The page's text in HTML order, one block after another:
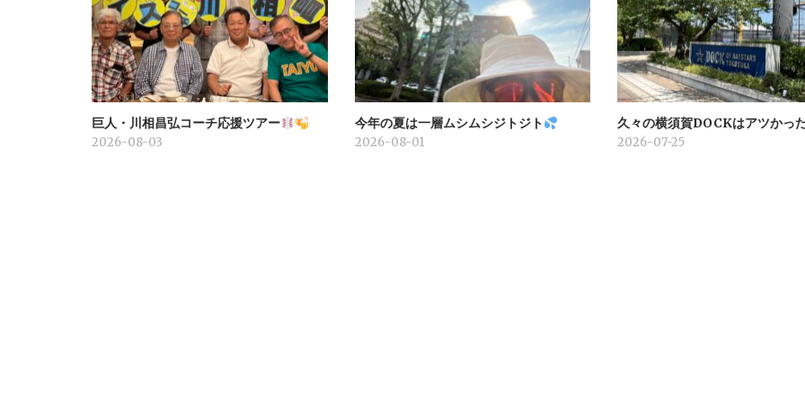
巨人・川相昌弘コーチ応援ツアー
2026-08-03
今年の夏は一層ムシムシジトジト
2026-08-01
久々の横須賀DOCKはアツかっ
2026-07-25